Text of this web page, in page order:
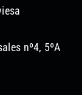
nº4, 5ºA